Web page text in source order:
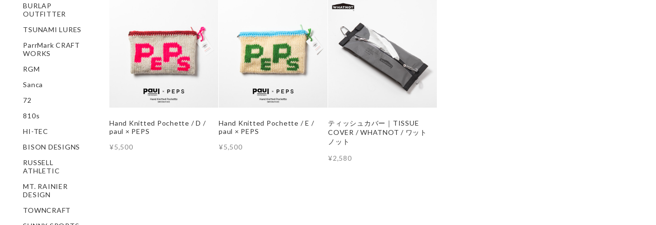
Hand Knitted Pochette / D /
paul × PEPS
¥5,500
Hand Knitted Pochette / E /
paul × PEPS
¥5,500
ティッシュカバー｜TISSUE
COVER / WHATNOT / ワット
ノット
¥2,580
BURLAP
OUTFITTER
TSUNAMI LURES
ParrMark CRAFT
WORKS
RGM
Sanca
72
810s
HI-TEC
BISON DESIGNS
RUSSELL
ATHLETIC
MT. RAINIER
DESIGN
TOWNCRAFT